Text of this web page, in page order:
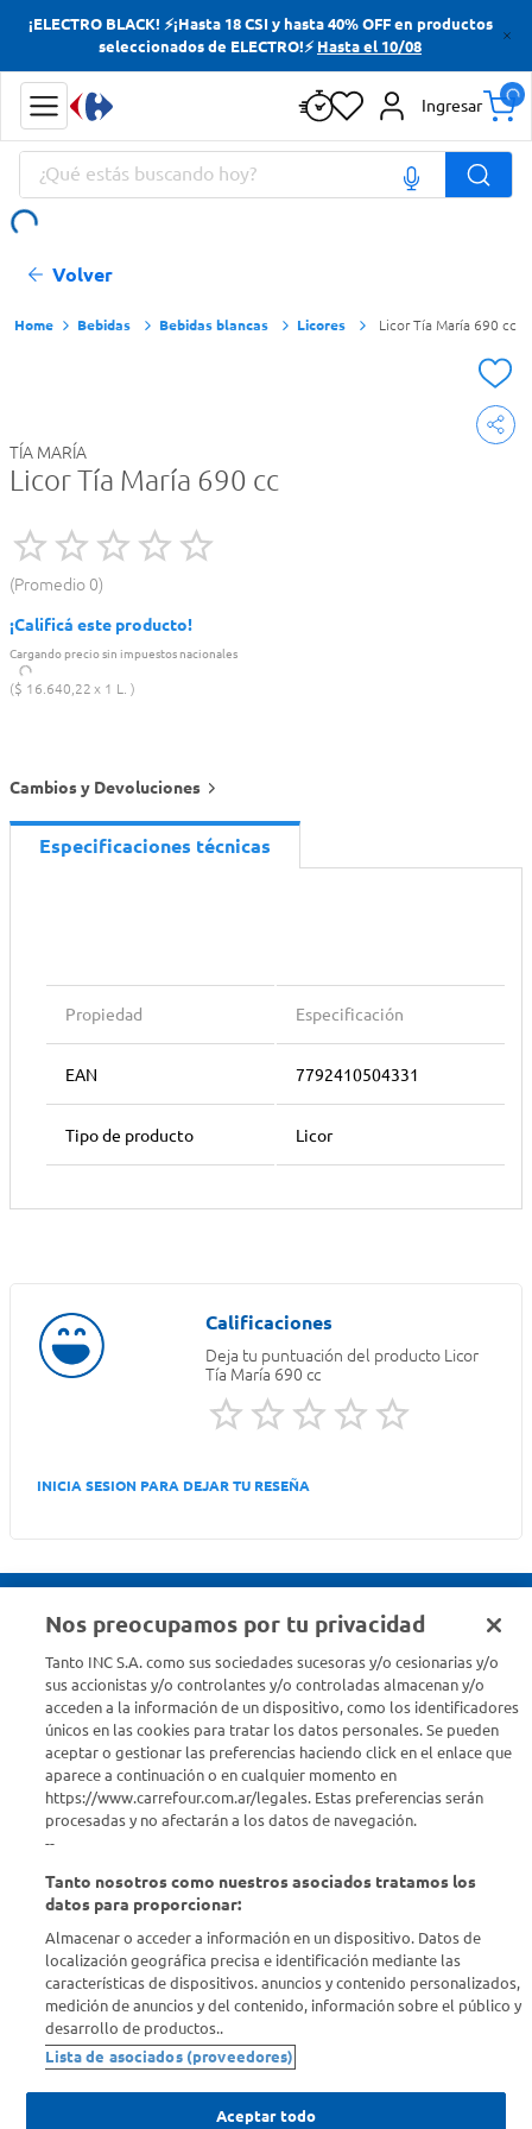
¡ELECTRO BLACK! ⚡¡Hasta 18 CSI y hasta 40% OFF en productos
seleccionados de ELECTRO!⚡ Hasta el 10/08
Ingresar
¿Qué estás buscando hoy?
Volver
Bebidas Bebidas blancas Licores Licor Tía María 690 cc
TÍA MARÍA
Licor Tía María 690 cc
Promedio 0
¡Calificá este producto!
Cargando precio sin impuestos nacionales
$ 16.640,22 1 L.
Cambios y Devoluciones
Especificaciones técnicas
Propiedad Especificación
EAN 7792410504331
Tipo de producto Licor
Deja tu puntuación del producto Licor
Tía María 690 cc
INICIA SESION PARA DEJAR TU RESEÑA
Estamos para ayudarte
¿Tenés una consulta? Comunicate con nosotros acá
Descubrí Carrefour
Conocenos
Info útil
Comprá Online
Nos preocupamos por tu privacidad
Tanto INC S.A. como sus sociedades sucesoras y/o cesionarias y/o
sus accionistas y/o controlantes y/o controladas almacenan y/o
acceden a la información de un dispositivo, como los identificadores
únicos en las cookies para tratar los datos personales. Se pueden
aceptar o gestionar las preferencias haciendo click en el enlace que
aparece a continuación o en cualquier momento en
https://www.carrefour.com.ar/legales. Estas preferencias serán
procesadas y no afectarán a los datos de navegación.
--
Tanto nosotros como nuestros asociados tratamos los
datos para proporcionar:
Almacenar o acceder a información en un dispositivo. Datos de
localización geográfica precisa e identificación mediante las
características de dispositivos. anuncios y contenido personalizados,
medición de anuncios y del contenido, información sobre el público y
desarrollo de productos..
Lista de asociados (proveedores)
Aceptar todo
Términos más buscados
Yerba
Cerveza
Términos más buscados
Yerba
Cerveza
Papas Fritas
Doves